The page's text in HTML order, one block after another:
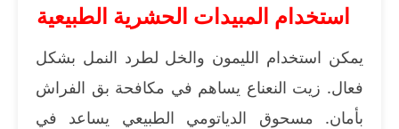
استخدام المبيدات الحشرية الطبيعية
يمكن استخدام الليمون والخل لطرد النمل بشكل
فعال. زيت النعناع يساهم في مكافحة بق الفراش
بأمان. مسحوق الدياتومي الطبيعي يساعد في